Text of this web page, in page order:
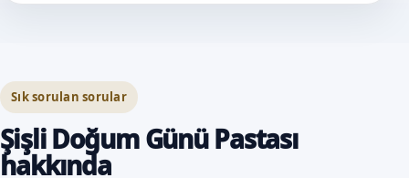
Sık sorulan sorular
Şişli Doğum Günü Pastası
hakkında